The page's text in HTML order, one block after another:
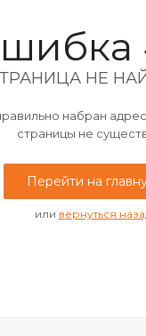
НЕ
набран
страницы не
Перейти на
или вернуться